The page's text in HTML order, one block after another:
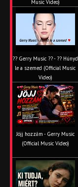
Music Video)
?? Gerry Music ?? - ?? Húnyd
le a szemed (Official Music
Video)
Jöjj hozzám - Gerry Music
(Official Music Video)